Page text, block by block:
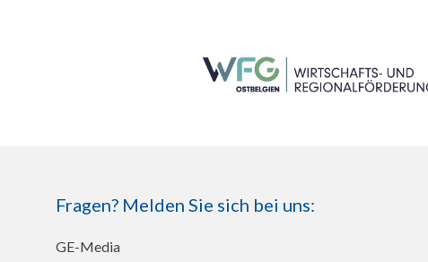
Fragen? Melden Sie sich bei uns:
GE-Media